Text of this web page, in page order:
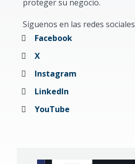
proteger su negocio.
Siguenos en las redes sociales
Facebook
X
Instagram
LinkedIn
YouTube